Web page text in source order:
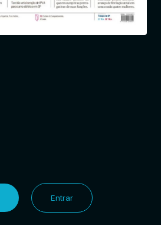
Entrar